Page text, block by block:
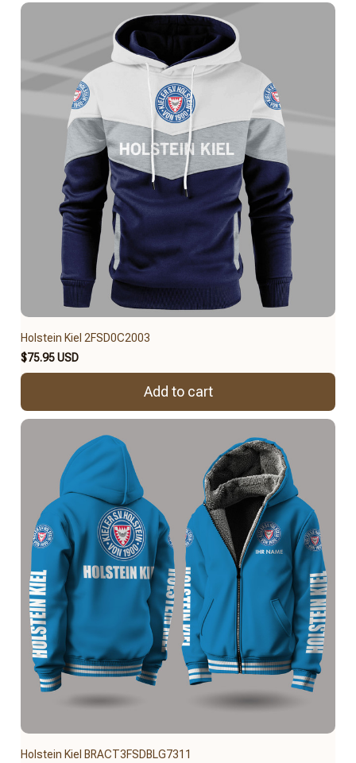
Holstein Kiel 2FSD0C2003
$75.95 USD
Add to cart
Holstein Kiel BRACT3FSDBLG7311